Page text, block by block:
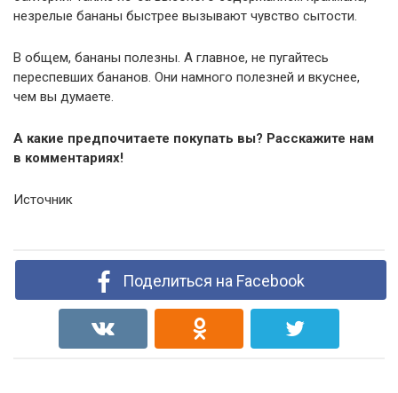
незрелые бананы быстрее вызывают чувство сытости.
В общем, бананы полезны. А главное, не пугайтесь
переспевших бананов. Они намного полезней и вкуснее,
чем вы думаете.
А какие предпочитаете покупать вы? Расскажите нам
в комментариях!
Источник
Поделиться на Facebook